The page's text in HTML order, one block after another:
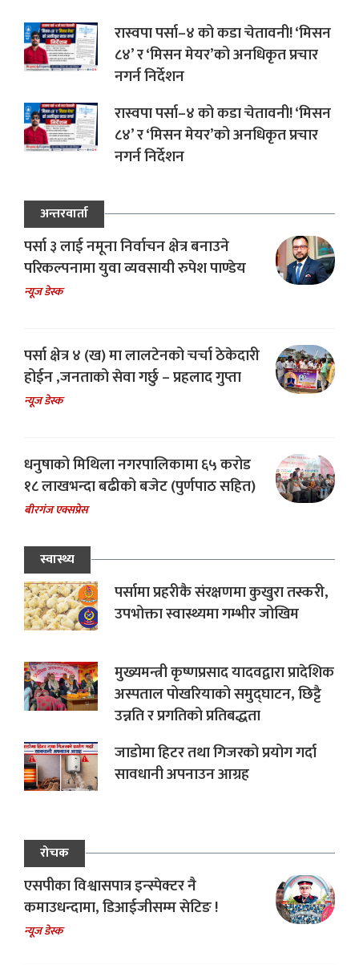
रास्वपा पर्सा–४ को कडा चेतावनी! ‘मिसन
८४’ र ‘मिसन मेयर’को अनधिकृत प्रचार
नगर्न निर्देशन
रास्वपा पर्सा–४ को कडा चेतावनी! ‘मिसन
८४’ र ‘मिसन मेयर’को अनधिकृत प्रचार
नगर्न निर्देशन
अन्तरवार्ता
पर्सा ३ लाई नमूना निर्वाचन क्षेत्र बनाउने
परिकल्पनामा युवा व्यवसायी रुपेश पाण्डेय
न्यूज डेस्क
पर्सा क्षेत्र ४ (ख) मा लालटेनको चर्चा ठेकेदारी
होईन ,जनताको सेवा गर्छु – प्रहलाद गुप्ता
न्यूज डेस्क
धनुषाको मिथिला नगरपालिकामा ६५ करोड
१८ लाखभन्दा बढीको बजेट (पुर्णपाठ सहित)
बीरगंज एक्सप्रेस
स्वास्थ्य
पर्सामा प्रहरीकै संरक्षणमा कुखुरा तस्करी,
उपभोक्ता स्वास्थ्यमा गम्भीर जोखिम
मुख्यमन्त्री कृष्णप्रसाद यादवद्वारा प्रादेशिक
अस्पताल पोखरियाको समुद्घाटन, छिट्टै
उन्नति र प्रगतिको प्रतिबद्धता
जाडोमा हिटर तथा गिजरको प्रयोग गर्दा
सावधानी अपनाउन आग्रह
रोचक
एसपीका विश्वासपात्र इन्स्पेक्टर नै
कमाउधन्दामा, डिआईजीसम्म सेटिङ !
न्यूज डेस्क